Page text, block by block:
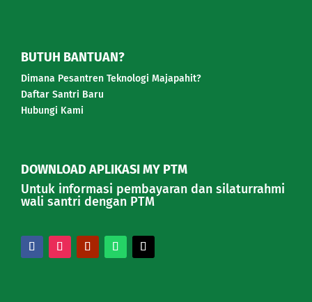
BUTUH BANTUAN?
Dimana Pesantren Teknologi Majapahit?
Daftar Santri Baru
Hubungi Kami
DOWNLOAD APLIKASI MY PTM
Untuk informasi pembayaran dan silaturrahmi
wali santri dengan PTM